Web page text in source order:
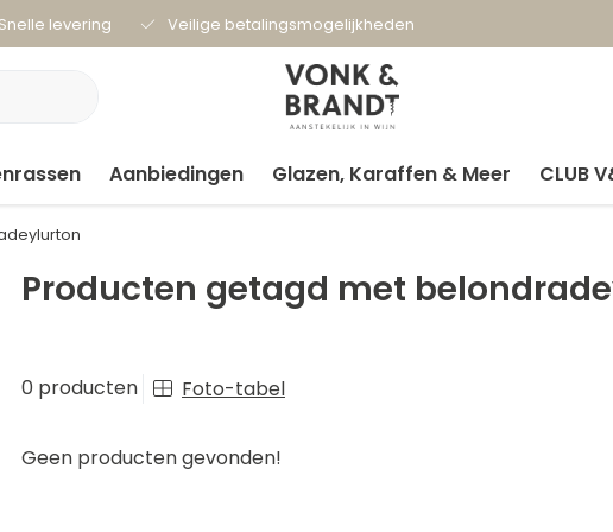
Snelle levering Veilige betalingsmogelijkheden
Aanbiedingen Glazen, Karaffen & Meer CLUB
Producten getagd met
0 producten Foto-tabel
Geen producten gevonden!